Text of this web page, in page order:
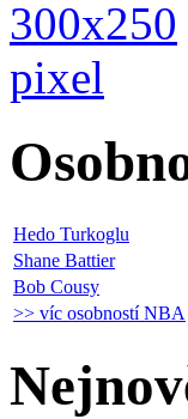
Hedo Turkoglu
Shane Battier
Bob Cousy
>> víc osobností NBA